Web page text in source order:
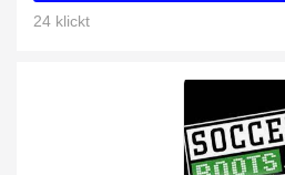
24 klickt